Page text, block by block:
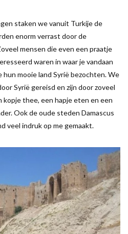
staken we vanuit Turkije de
enorm verrast door de
mensen die even een praatje
waren in waar je vandaan
hun mooie land Syrië bezochten. We
Syrië gereisd en zijn door zoveel
thee, een hapje eten en een
Ook de oude steden Damascus
veel indruk op me gemaakt.